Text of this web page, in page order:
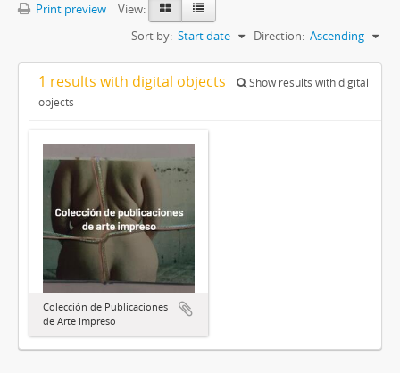
Print preview
View:
Sort by: Start date Direction: Ascending
1 results with digital objects
Show results with digital
objects
Colección de Publicaciones
de Arte Impreso